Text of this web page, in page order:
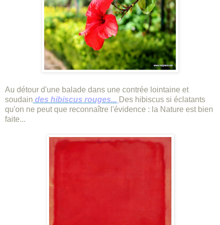
Au détour d'une balade dans une contrée lointaine et
soudain des hibiscus rouges... Des hibiscus si éclatants
qu'on ne peut que reconnaître l'évidence : la Nature est bien
faite...